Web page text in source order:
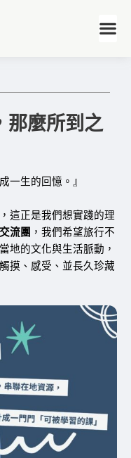
那麼所到之
一生的回憶。』
這正是我們想實踐的理
流團 ，我們希望旅行不
地的文化與生活脈動，
摸、感受、並長久珍藏